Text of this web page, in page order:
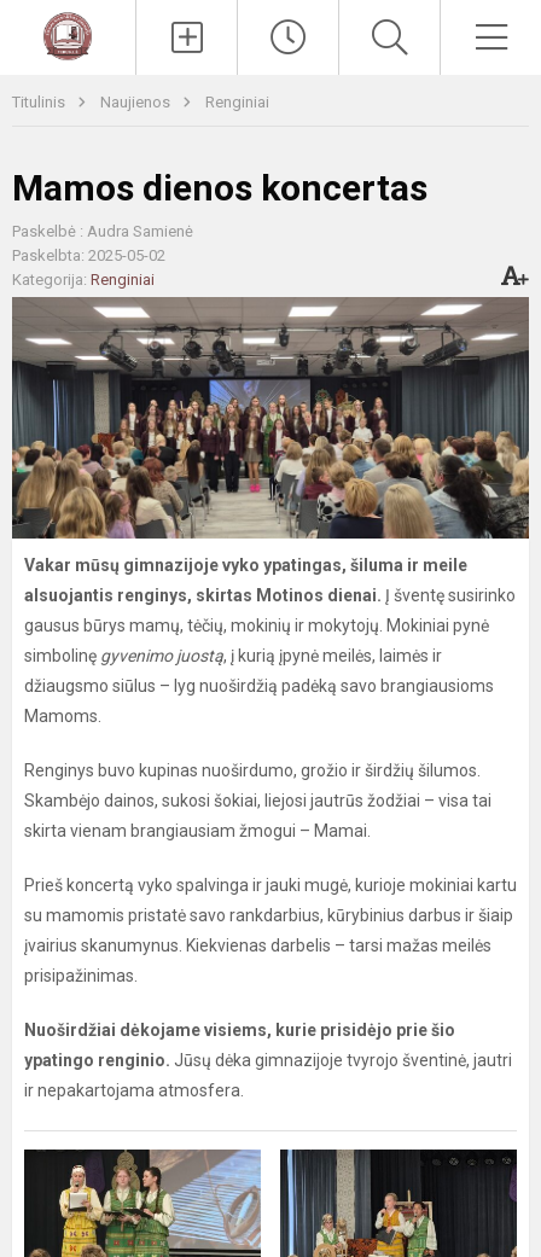
Titulinis Naujienos Renginiai
Mamos dienos koncertas
Paskelbė : Audra Samienė
Paskelbta: 2025-05-02
Kategorija: Renginiai
Vakar mūsų gimnazijoje vyko ypatingas, šiluma ir meile
alsuojantis renginys, skirtas Motinos dienai. Į šventę susirinko
gausus būrys mamų, tėčių, mokinių ir mokytojų. Mokiniai pynė
simbolinę gyvenimo juostą, į kurią įpynė meilės, laimės ir
džiaugsmo siūlus – lyg nuoširdžią padėką savo brangiausioms
Mamoms.
Renginys buvo kupinas nuoširdumo, grožio ir širdžių šilumos.
Skambėjo dainos, sukosi šokiai, liejosi jautrūs žodžiai – visa tai
skirta vienam brangiausiam žmogui – Mamai.
Prieš koncertą vyko spalvinga ir jauki mugė, kurioje mokiniai kartu
su mamomis pristatė savo rankdarbius, kūrybinius darbus ir šiaip
įvairius skanumynus. Kiekvienas darbelis – tarsi mažas meilės
prisipažinimas.
Nuoširdžiai dėkojame visiems, kurie prisidėjo prie šio
ypatingo renginio. Jūsų dėka gimnazijoje tvyrojo šventinė, jautri
ir nepakartojama atmosfera.